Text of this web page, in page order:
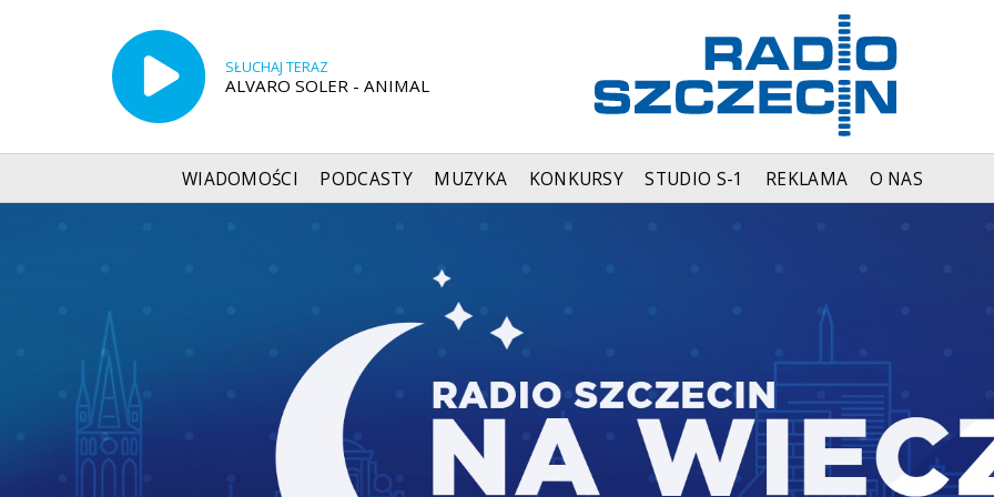
SŁUCHAJ TERAZ
ALVARO SOLER - ANIMAL
WIADOMOŚCI PODCASTY MUZYKA KONKURSY STUDIO S-1 REKLAMA O NAS